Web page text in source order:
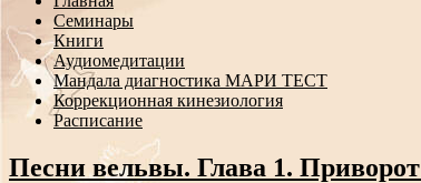
содержанию
Семинары
Книги
Аудиомедитации
Мандала диагностика МАРИ ТЕСТ
Коррекционная кинезиология
Расписание
Песни вельвы. Глава 1.